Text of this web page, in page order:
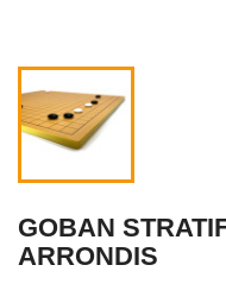
GOBAN
ARRONDIS